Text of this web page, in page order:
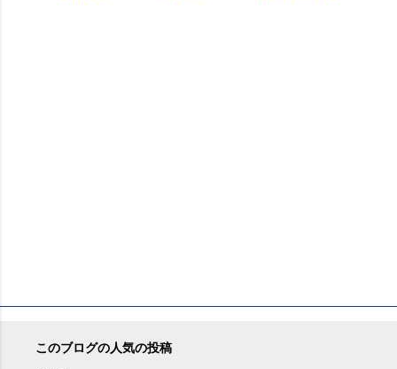
このブログの人気の投稿